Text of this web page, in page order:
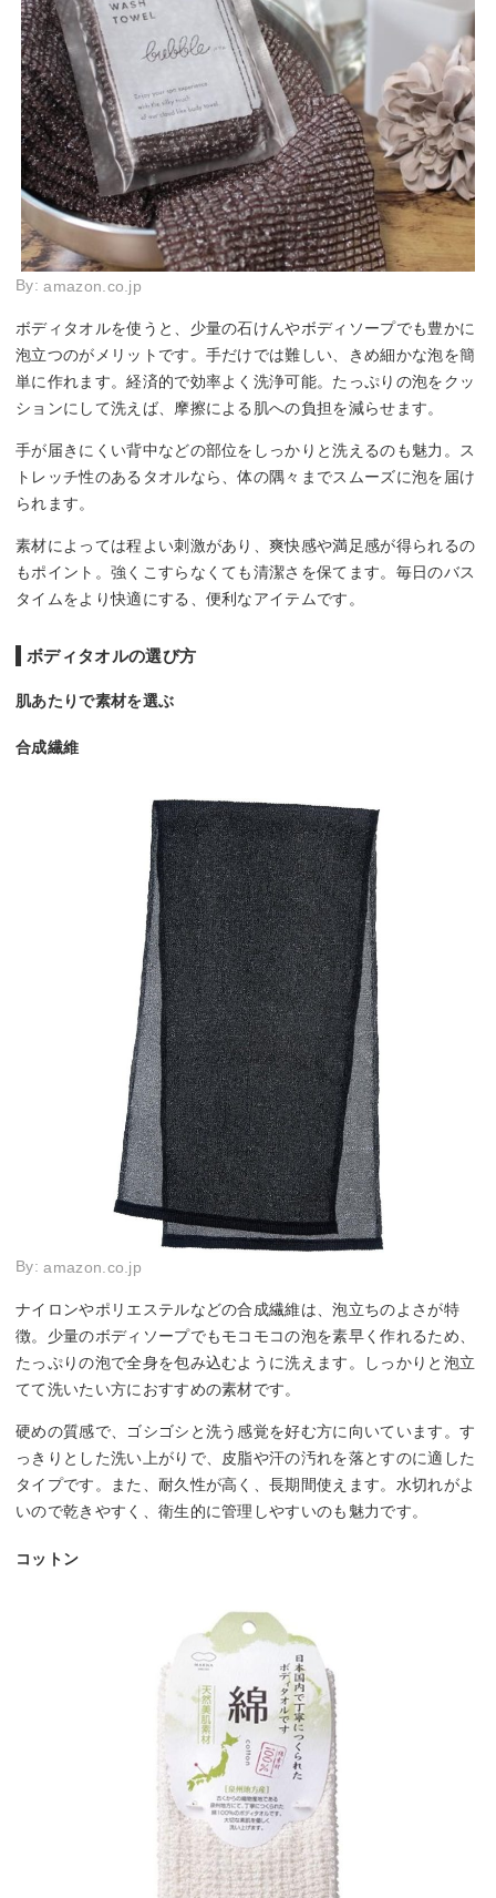
By:amazon.co.jp
ボディタオルを使うと、少量の石けんやボディソープでも豊かに
泡立つのがメリットです。手だけでは難しい、きめ細かな泡を簡
単に作れます。経済的で効率よく洗浄可能。たっぷりの泡をクッ
ションにして洗えば、摩擦による肌への負担を減らせます。
手が届きにくい背中などの部位をしっかりと洗えるのも魅力。ス
トレッチ性のあるタオルなら、体の隅々までスムーズに泡を届け
られます。
素材によっては程よい刺激があり、爽快感や満足感が得られるの
もポイント。強くこすらなくても清潔さを保てます。毎日のバス
タイムをより快適にする、便利なアイテムです。
ボディタオルの選び方
肌あたりで素材を選ぶ
合成繊維
By:amazon.co.jp
ナイロンやポリエステルなどの合成繊維は、泡立ちのよさが特
徴。少量のボディソープでもモコモコの泡を素早く作れるため、
たっぷりの泡で全身を包み込むように洗えます。しっかりと泡立
てて洗いたい方におすすめの素材です。
硬めの質感で、ゴシゴシと洗う感覚を好む方に向いています。す
っきりとした洗い上がりで、皮脂や汗の汚れを落とすのに適した
タイプです。また、耐久性が高く、長期間使えます。水切れがよ
いので乾きやすく、衛生的に管理しやすいのも魅力です。
コットン